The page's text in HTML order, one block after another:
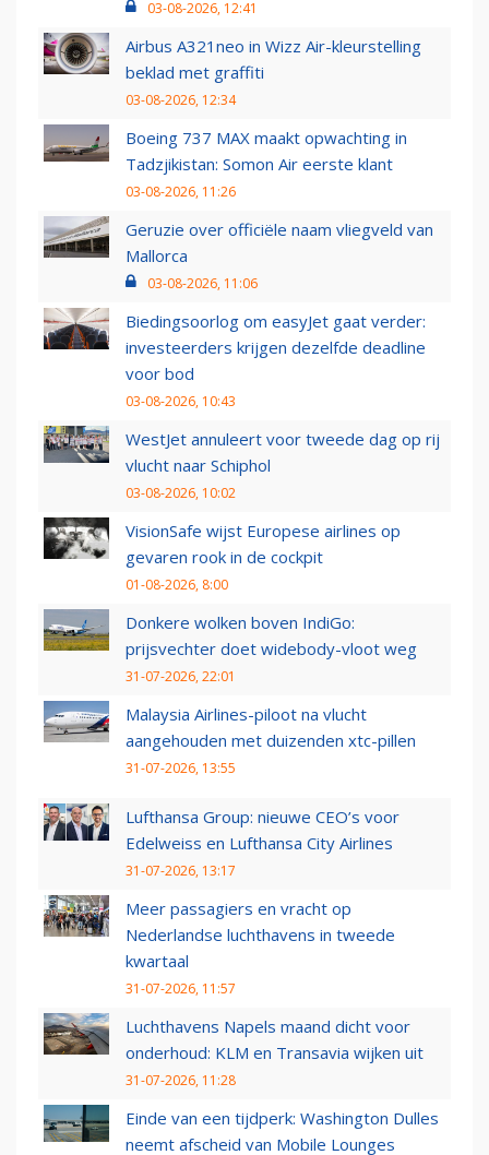
03-08-2026, 12:41
Airbus A321neo in Wizz Air-kleurstelling
beklad met graffiti
03-08-2026, 12:34
Boeing 737 MAX maakt opwachting in
Tadzjikistan: Somon Air eerste klant
03-08-2026, 11:26
Geruzie over officiële naam vliegveld van
Mallorca
03-08-2026, 11:06
Biedingsoorlog om easyJet gaat verder:
investeerders krijgen dezelfde deadline
voor bod
03-08-2026, 10:43
WestJet annuleert voor tweede dag op rij
vlucht naar Schiphol
03-08-2026, 10:02
VisionSafe wijst Europese airlines op
gevaren rook in de cockpit
01-08-2026, 8:00
Donkere wolken boven IndiGo:
prijsvechter doet widebody-vloot weg
31-07-2026, 22:01
Malaysia Airlines-piloot na vlucht
aangehouden met duizenden xtc-pillen
31-07-2026, 13:55
Lufthansa Group: nieuwe CEO’s voor
Edelweiss en Lufthansa City Airlines
31-07-2026, 13:17
Meer passagiers en vracht op
Nederlandse luchthavens in tweede
kwartaal
31-07-2026, 11:57
Luchthavens Napels maand dicht voor
onderhoud: KLM en Transavia wijken uit
31-07-2026, 11:28
Einde van een tijdperk: Washington Dulles
neemt afscheid van Mobile Lounges